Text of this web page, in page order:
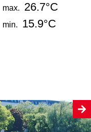
max. 26.7°C
min. 15.9°C